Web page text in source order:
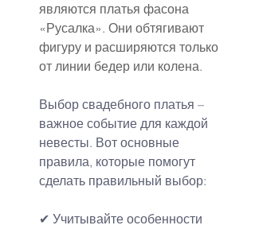
являются платья фасона
«Русалка». Они обтягивают
фигуру и расширяются только
от линии бедер или колена.
Выбор свадебного платья –
важное событие для каждой
невесты. Вот основные
правила, которые помогут
сделать правильный выбор:
✔ Учитывайте особенности